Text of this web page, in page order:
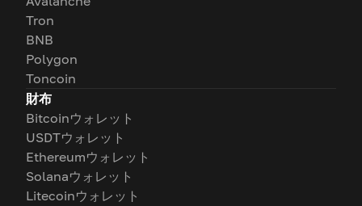
Tron
BNB
Polygon
Toncoin
財布
Bitcoinウォレット
USDTウォレット
Ethereumウォレット
Solanaウォレット
Litecoinウォレット